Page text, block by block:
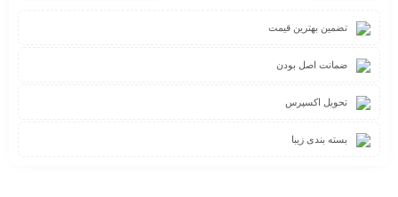
تضمین بهترین قیمت
ضمانت اصل بودن
تحویل اکسپرس
بسته بندی زیبا